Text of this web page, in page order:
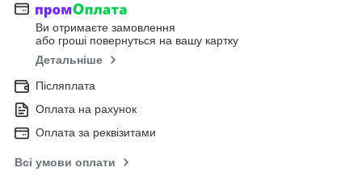
Ви отримаєте замовлення
або гроші повернуться на вашу картку
Детальніше
Післяплата
Оплата на рахунок
Оплата за реквізитами
Всі умови оплати